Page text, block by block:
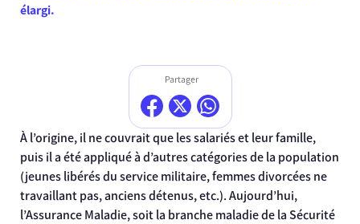
élargi.
Partager
À l’origine, il ne couvrait que les salariés et leur famille,
puis il a été appliqué à d’autres catégories de la population
(jeunes libérés du service militaire, femmes divorcées ne
travaillant pas, anciens détenus, etc.). Aujourd’hui,
l’Assurance Maladie, soit la branche maladie de la Sécurité